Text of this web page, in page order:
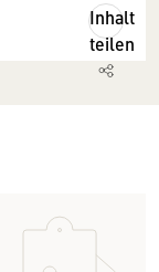
Inhalt
teilen